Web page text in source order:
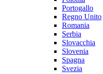
Portogallo
Regno Unito
Romania
Serbia
Slovacchia
Slovenia
Spagna
Svezia